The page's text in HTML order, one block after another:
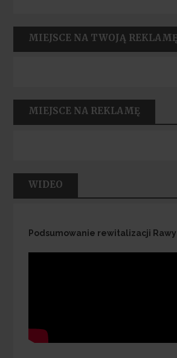
MIEJSCE NA TWOJĄ REKLAMĘ
MIEJSCE NA REKLAMĘ
WIDEO
Podsumowanie rewitalizacji Rawy